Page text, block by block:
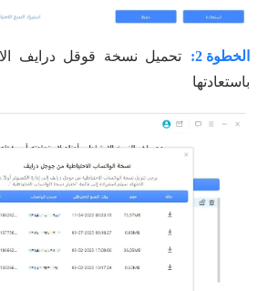
الخطوة 2:
تحميل نسخة قوقل درايف
باستعادتها